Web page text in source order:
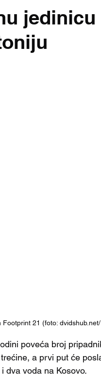
jedinicu
21 (foto:
poveća broj
a prvi put će
dva voda na Kosovo.